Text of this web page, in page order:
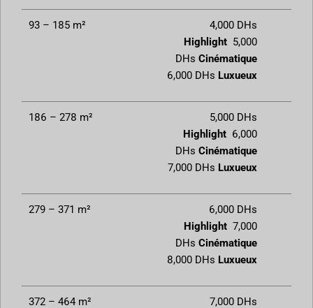
93 – 185 m²
4,000 DHs
Highlight 5,000
DHsCinématique
6,000 DHs Luxueux
186 – 278 m²
5,000 DHs
Highlight 6,000
DHsCinématique
7,000 DHs Luxueux
279 – 371 m²
6,000 DHs
Highlight7,000
DHsCinématique
8,000 DHs Luxueux
372 – 464 m²
7,000 DHs